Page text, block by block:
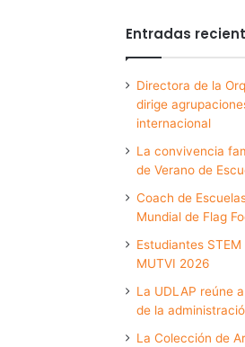
Entradas
Directora de la
dirige
internacional
La convivencia
de Verano de
Coach de
Mundial de Flag
Estudiantes
MUTVI 2026
La UDLAP reúne
de la
La Colección de